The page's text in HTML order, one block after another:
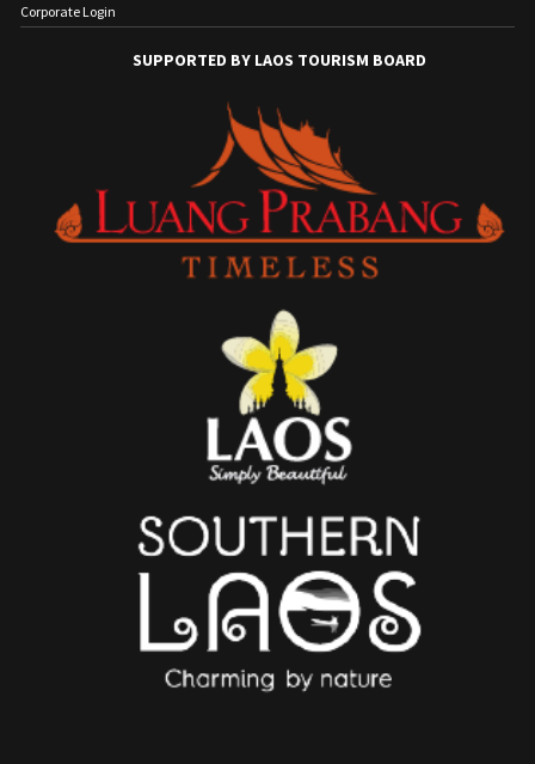
Corporate Login
SUPPORTED BY LAOS TOURISM BOARD